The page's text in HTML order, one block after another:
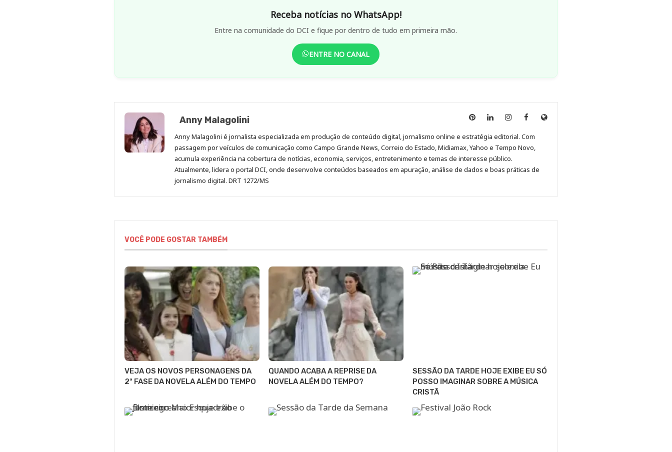
Receba notícias no WhatsApp!
Entre na comunidade do DCI e fique por dentro de tudo em primeira mão.
ENTRE NO CANAL
Anny Malagolini
Anny
no
Pinterest
Anny
no
LinkedIn
Anny
no
Instagram
Anny
no
Facebook
Site
Anny Malagolini é jornalista especializada em produção de conteúdo digital, jornalismo online e estratégia editorial. Com
passagem por veículos de comunicação como Campo Grande News, Correio do Estado, Midiamax, Yahoo e Tempo Novo,
acumula experiência na cobertura de notícias, economia, serviços, entretenimento e temas de interesse público.
Atualmente, lidera o portal DCI, onde desenvolve conteúdos baseados em apuração, análise de dados e boas práticas de
jornalismo digital. DRT 1272/MS
VOCÊ PODE GOSTAR TAMBÉM
VEJA OS NOVOS PERSONAGENS DA
2ª FASE DA NOVELA ALÉM DO TEMPO
QUANDO ACABA A REPRISE DA
NOVELA ALÉM DO TEMPO?
SESSÃO DA TARDE HOJE EXIBE EU SÓ
POSSO IMAGINAR SOBRE A MÚSICA
CRISTÃ